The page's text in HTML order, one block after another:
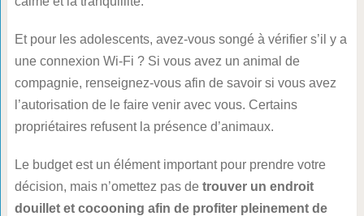
Et pour les adolescents, avez-vous songé à vérifier s’il y a
une connexion Wi-Fi ? Si vous avez un animal de
compagnie, renseignez-vous afin de savoir si vous avez
l’autorisation de le faire venir avec vous. Certains
propriétaires refusent la présence d’animaux.
Le budget est un élément important pour prendre votre
décision, mais n’omettez pas de trouver un endroit
douillet et cocooning afin de profiter pleinement de